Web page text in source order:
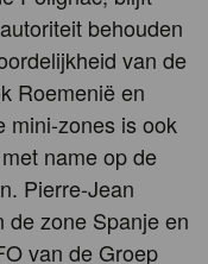
behouden
van de
Roemenië en
mini-zones is ook
name op de
Pierre-Jean
de zone Spanje en
van de Groep